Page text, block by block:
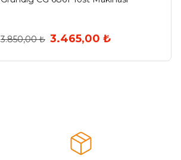
3.850,00 ₺ 3.465,00 ₺